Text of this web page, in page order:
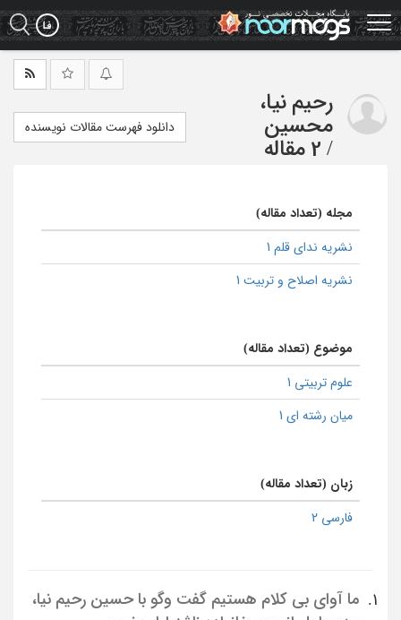
Skip
to
main
رحیم نیا،
محسین
/ 2 مقاله
دانلود فهرست مقالات نویسنده
مجله (تعداد مقاله)
نشریه ندای قلم 1
نشریه اصلاح و تربیت 1
موضوع (تعداد مقاله)
علوم تربیتی 1
میان رشته ای 1
زبان (تعداد مقاله)
فارسی 2
1.
ما آوای بی کلام هستیم گفت وگو با حسین رحیم نیا،